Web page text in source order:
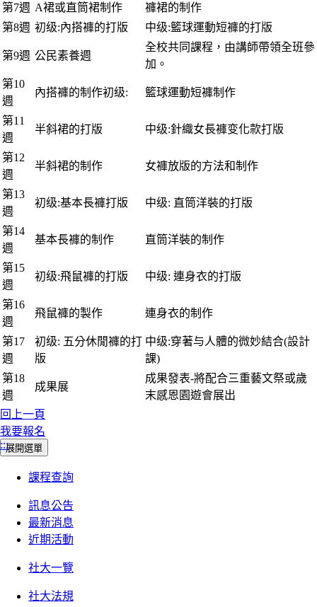
第7週 A裙或直筒裙制作
褲裙的制作
第8週 初级:內搭褲的打版 中级:籃球運動短褲的打版
第9週 公民素養週
全校共同課程，由講師帶領全班參
加。
第10
週
內搭褲的制作初级: 籃球運動短褲制作
第11
週
半斜裙的打版 中级:針織女長褲变化款打版
第12
週
半斜裙的制作 女褲放版的方法和制作
第13
週
初级:基本長褲打版 中级: 直筒洋裝的打版
第14
週
基本長褲的制作 直筒洋裝的制作
第15
週
初级:飛鼠褲的打版 中级: 連身衣的打版
第16
週
飛鼠褲的製作 連身衣的制作
第17
週
初级: 五分休閒褲的打
版
中级:穿著与人體的微妙結合(設計
課)
第18
週
成果展
成果發表-將配合三重藝文祭或歲
末感恩園遊會展出
回上一頁
我要報名
:::展開選單
課程查詢
訊息公告
最新消息
近期活動
社大一覽
社大法規